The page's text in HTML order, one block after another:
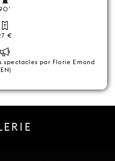
€
par Florie Emond